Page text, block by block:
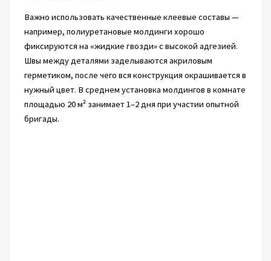
Важно использовать качественные клеевые составы —
например, полиуретановые молдинги хорошо
фиксируются на «жидкие гвозди» с высокой адгезией.
Швы между деталями заделываются акриловым
герметиком, после чего вся конструкция окрашивается в
нужный цвет. В среднем установка молдингов в комнате
площадью 20 м² занимает 1–2 дня при участии опытной
бригады.